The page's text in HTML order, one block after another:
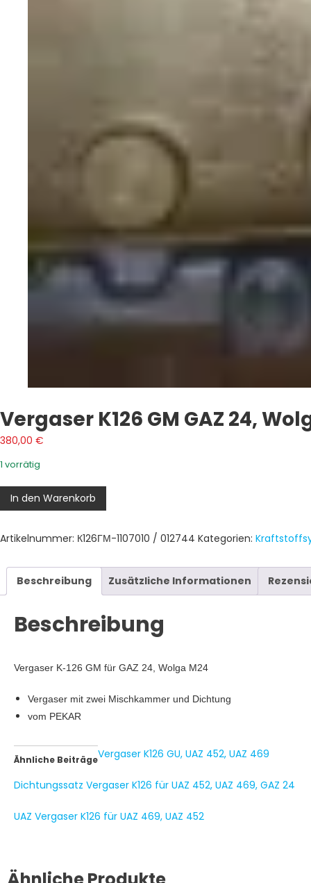
Vergaser K126 GM GAZ 24,
380,00 €
1 vorrätig
Vergaser
K126
GAZ
Wolga
Menge
In den Warenkorb
Artikelnummer: К126ГМ-1107010 / 012744 Kategorien:
Beschreibung Zusätzliche Informationen
Beschreibung
Vergaser K-126 GM für GAZ 24, Wolga M24
Vergaser mit zwei Mischkammer und Dichtung
vom PEKAR
Ähnliche BeiträgeVergaser K126 GU, UAZ 452, UAZ 469
Dichtungssatz Vergaser K126 für UAZ 452, UAZ 469, GAZ 24
UAZ Vergaser K126 für UAZ 469, UAZ 452